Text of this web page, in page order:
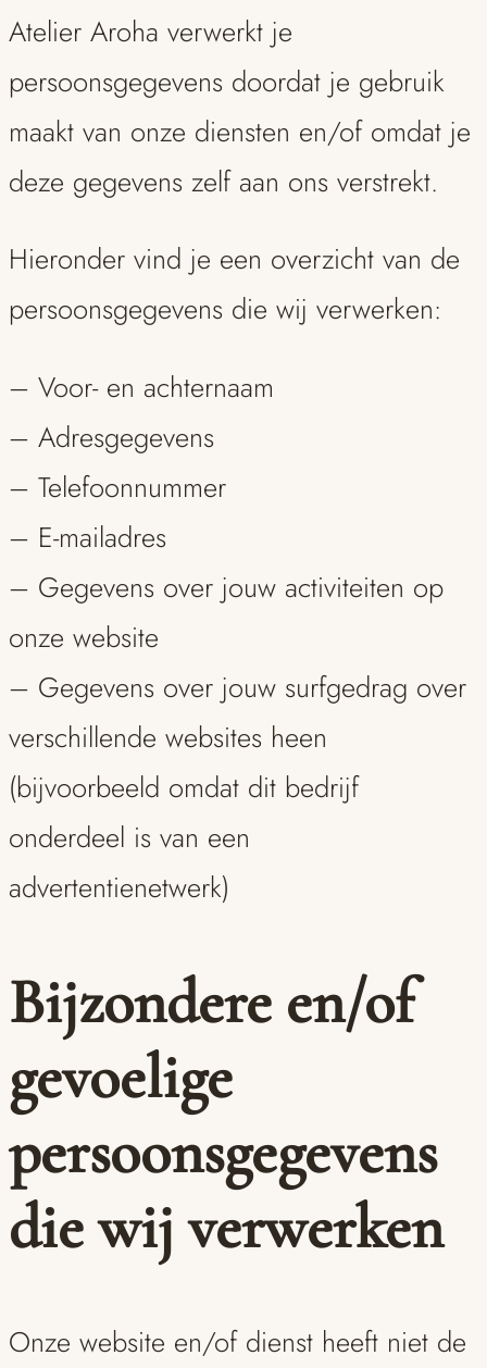
Atelier Aroha verwerkt je
persoonsgegevens doordat je gebruik
maakt van onze diensten en/of omdat je
deze gegevens zelf aan ons verstrekt.
Hieronder vind je een overzicht van de
persoonsgegevens die wij verwerken:
– Voor- en achternaam
– Adresgegevens
– Telefoonnummer
– E-mailadres
– Gegevens over jouw activiteiten op
onze website
– Gegevens over jouw surfgedrag over
verschillende websites heen
(bijvoorbeeld omdat dit bedrijf
onderdeel is van een
advertentienetwerk)
Bijzondere en/of
gevoelige
persoonsgegevens
die wij verwerken
Onze website en/of dienst heeft niet de